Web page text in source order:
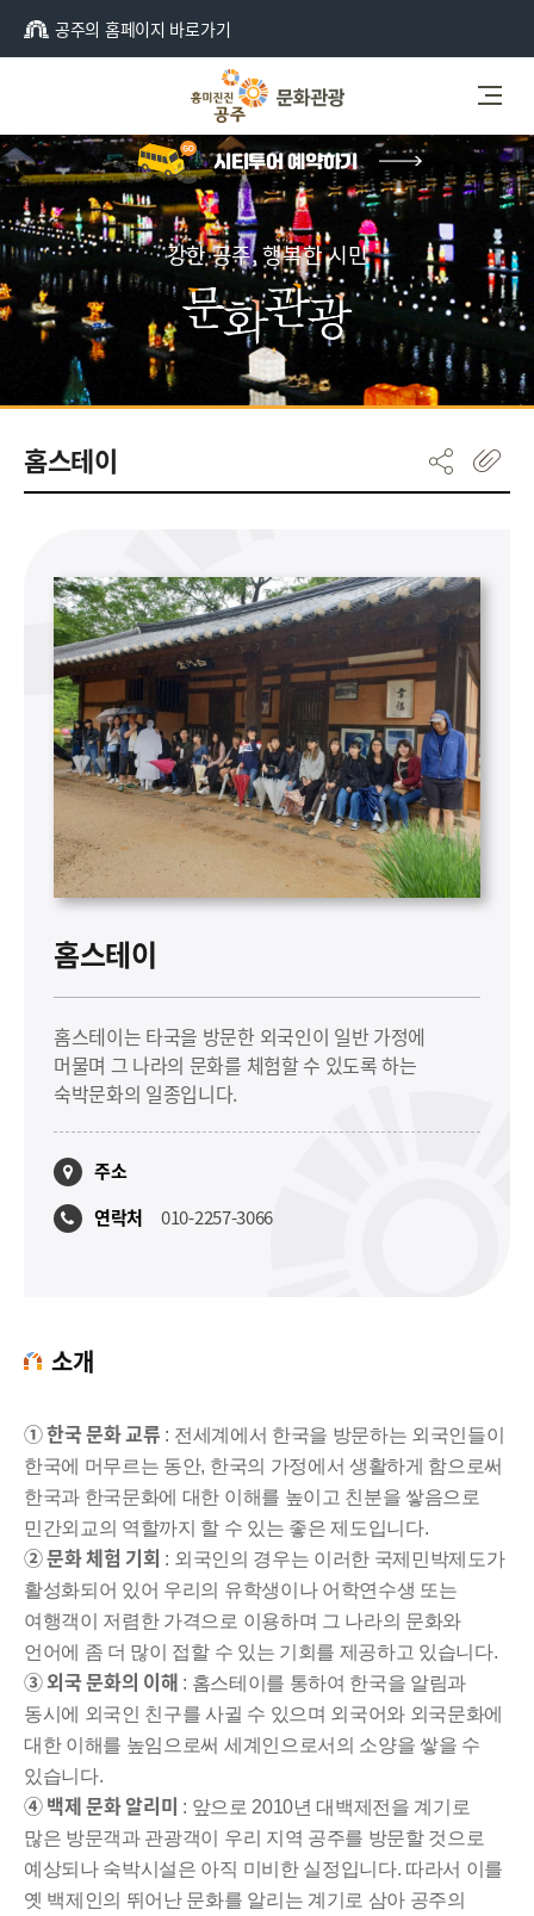
공주의 홈페이지 바로가기
강한 공주, 행복한 시민
홈스테이
홈스테이
홈스테이는 타국을 방문한 외국인이 일반 가정에
머물며 그 나라의 문화를 체험할 수 있도록 하는
숙박문화의 일종입니다.
주소
연락처
010-2257-3066
소개
① 한국 문화 교류 : 전세계에서 한국을 방문하는 외국인들이
한국에 머무르는 동안, 한국의 가정에서 생활하게 함으로써
한국과 한국문화에 대한 이해를 높이고 친분을 쌓음으로
민간외교의 역할까지 할 수 있는 좋은 제도입니다.
② 문화 체험 기회 : 외국인의 경우는 이러한 국제민박제도가
활성화되어 있어 우리의 유학생이나 어학연수생 또는
여행객이 저렴한 가격으로 이용하며 그 나라의 문화와
언어에 좀 더 많이 접할 수 있는 기회를 제공하고 있습니다.
③ 외국 문화의 이해 : 홈스테이를 통하여 한국을 알림과
동시에 외국인 친구를 사귈 수 있으며 외국어와 외국문화에
대한 이해를 높임으로써 세계인으로서의 소양을 쌓을 수
있습니다.
④ 백제 문화 알리미 : 앞으로 2010년 대백제전을 계기로
많은 방문객과 관광객이 우리 지역 공주를 방문할 것으로
예상되나 숙박시설은 아직 미비한 실정입니다. 따라서 이를
옛 백제인의 뛰어난 문화를 알리는 계기로 삼아 공주의